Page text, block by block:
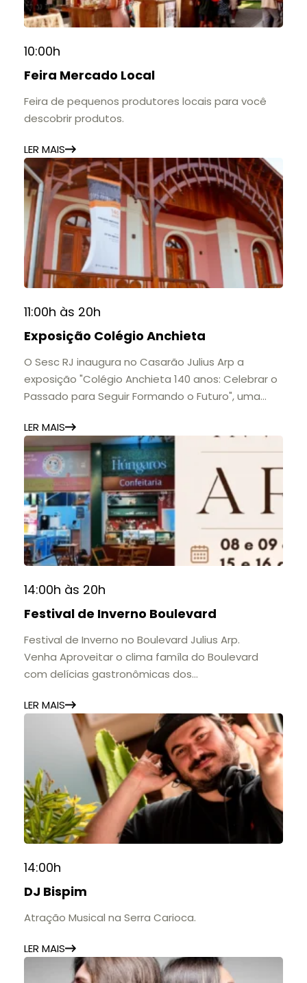
10:00h
Feira Mercado Local
Feira de pequenos produtores locais para você
descobrir produtos.
LER MAIS
11:00h às 20h
Exposição Colégio Anchieta
O Sesc RJ inaugura no Casarão Julius Arp a
exposição "Colégio Anchieta 140 anos: Celebrar o
Passado para Seguir Formando o Futuro", uma
importantes instituições de ensino de Nova
Friburgo e do Brasil.
A mostra convida o público a conhecer o legado
do Colégio Anchieta por meio de documentos,
histórias e marcos que evidenciam sua
contribuição para a educação, a cultura e a
formação de gerações.
📍 Casarão Julius Arp
📅 Até 30 de setembro
11h às 17h
🎟️ Entrada gratuita.
LER MAIS
14:00h às 20h
Festival de Inverno Boulevard
Festival de Inverno no Boulevard Julius Arp.
Venha Aproveitar o clima famíla do Boulevard
com delícias gastronômicas dos
LER MAIS
14:00h
DJ Bispim
Atração Musical na Serra Carioca.
LER MAIS